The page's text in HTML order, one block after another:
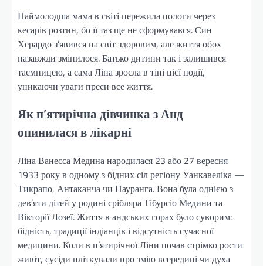
Наймолодша мама в світі пережила пологи через
кесарів розтин, бо її таз ще не сформувався. Син
Херардо з’явився на світ здоровим, але життя обох
назавжди змінилося. Батько дитини так і залишився
таємницею, а сама Ліна зросла в тіні цієї події,
уникаючи уваги преси все життя.
Як п’ятирічна дівчинка з Анд
опинилася в лікарні
Ліна Ванесса Медина народилася 23 або 27 вересня
1933 року в одному з бідних сіл регіону Уанкавеліка —
Тикрапо, Антаканча чи Пауранга. Вона була однією з
дев’яти дітей у родині срібляра Тібурсіо Медини та
Вікторії Лозеї. Життя в андських горах було суворим:
бідність, традиції індіанців і відсутність сучасної
медицини. Коли в п’ятирічної Ліни почав стрімко рости
живіт, сусіди пліткували про змію всередині чи духа